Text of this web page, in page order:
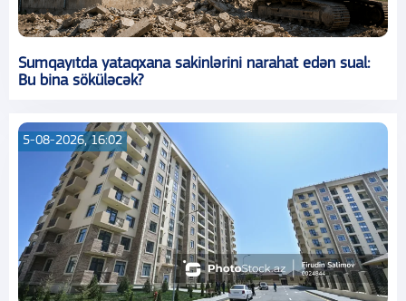
Sumqayıtda yataqxana sakinlərini narahat edən sual:
Bu bina söküləcək?
5-08-2026, 16:02